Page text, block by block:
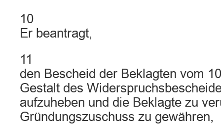
10
Er beantragt,
11
den Bescheid der Beklagten vom
Gestalt des
aufzuheben und die Beklagte zu
Gründungszuschuss zu gewähren,